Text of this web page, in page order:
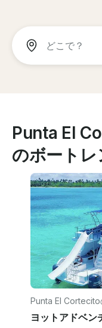
Punta El
のボート
Punta El Cortecito